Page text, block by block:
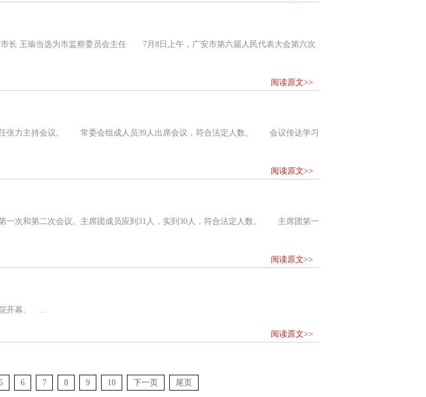
王瑜当选为市监察委员会主任 7月8日上午，广安市第六届人民代表大会第六次
阅读原文>>
张力主持会议。 常委会组成人员39人出席会议，符合法定人数。 会议传达学习
阅读原文>>
次和第二次会议。主席团成员应到31人，实到30人，符合法定人数。 主席团第一
阅读原文>>
开幕。 ...
阅读原文>>
6 7 8 9 10 下一页 尾页